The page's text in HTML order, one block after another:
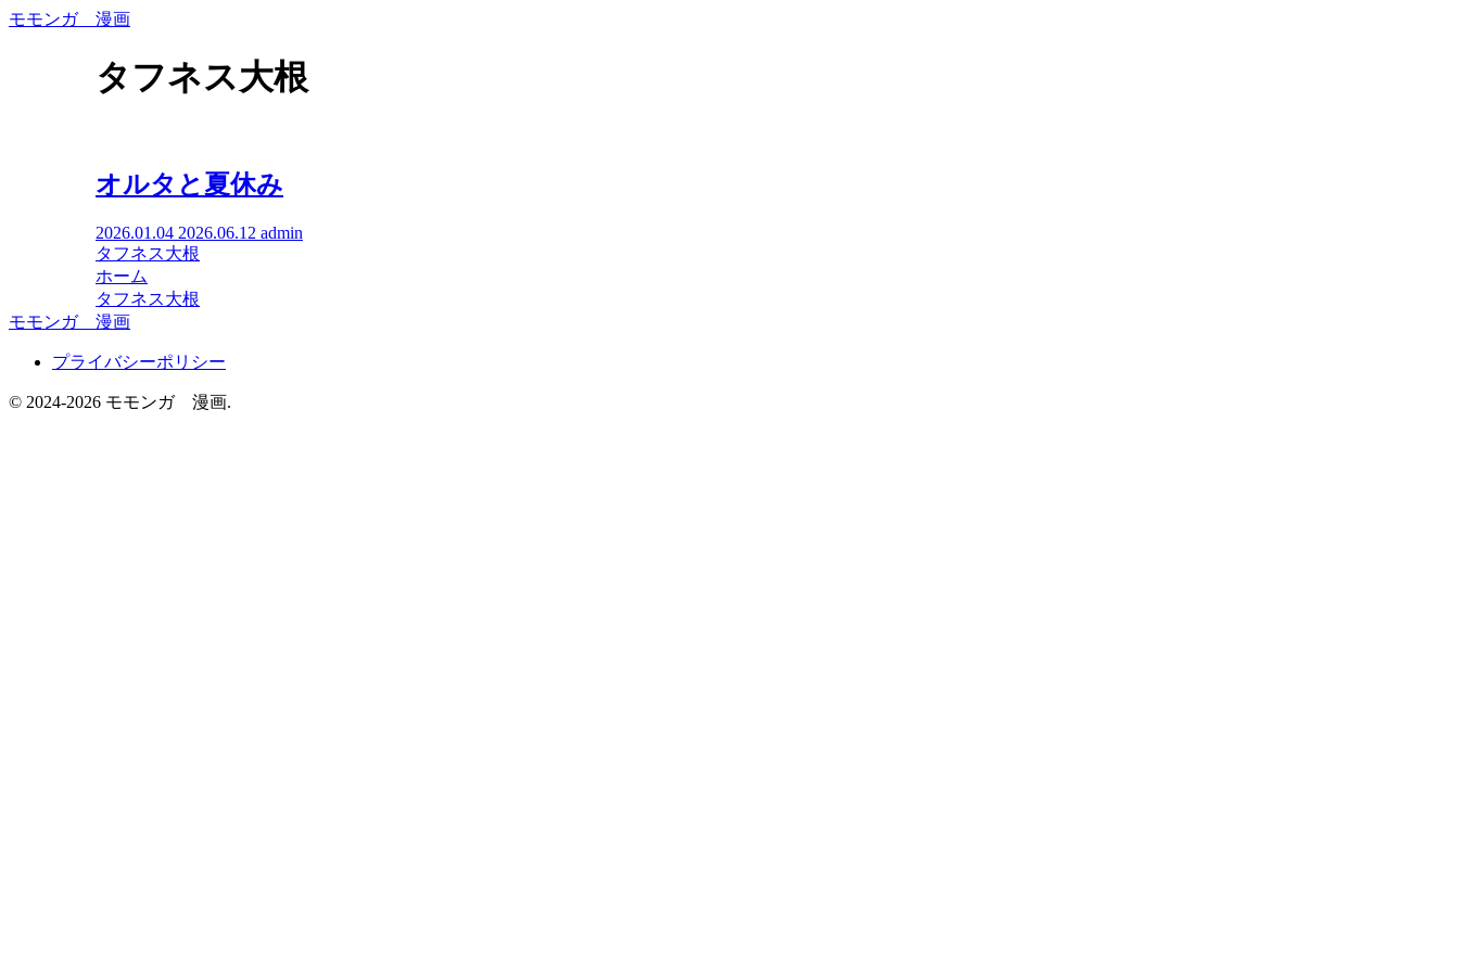
モモンガ 漫画
タフネス大根
オルタと夏休み
2026.01.04 2026.06.12 admin
タフネス大根
ホーム
タフネス大根
モモンガ 漫画
プライバシーポリシー
© 2024-2026 モモンガ 漫画.